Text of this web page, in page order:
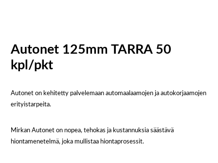
Autonet 125mm TARRA 50
kpl/pkt
Autonet on kehitetty palvelemaan automaalaamojen ja autokorjaamojen
erityistarpeita.
Mirkan Autonet on nopea, tehokas ja kustannuksia säästävä
hiontamenetelmä, joka mullistaa hiontaprosessit.